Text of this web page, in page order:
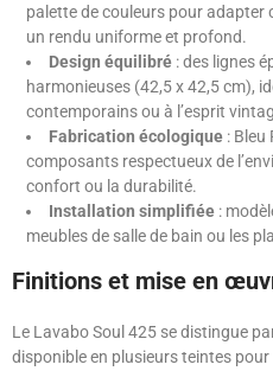
palette de couleurs pour adapter
un rendu uniforme et profond.
Design équilibré : des lignes
harmonieuses (42,5 x 42,5 cm),
contemporains ou à l’esprit
Fabrication écologique : Bleu
composants respectueux de
confort ou la durabilité.
Installation simplifiée :
meubles de salle de bain ou les
Finitions et mise en
Le Lavabo Soul 425 se distingue
disponible en plusieurs teintes